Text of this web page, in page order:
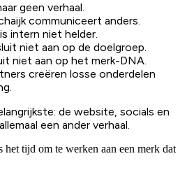
geen verhaal.
communiceert anders.
intern niet helder.
niet aan op de doelgroep.
niet aan op het merk-DNA.
creëren losse onderdelen
de website, socials en
een ander verhaal.
tijd om te werken aan een merk dat